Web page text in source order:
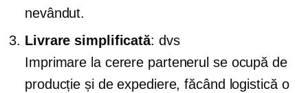
nevândut.
Livrare simplificată: dvs
Imprimare la cerere partenerul se ocupă de
producție și de expediere, făcând logistică o